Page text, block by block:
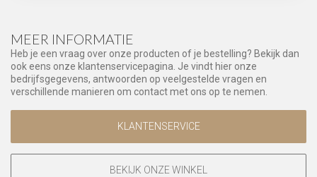
MEER INFORMATIE
Heb je een vraag over onze producten of je bestelling? Bekijk dan
ook eens onze klantenservicepagina. Je vindt hier onze
bedrijfsgegevens, antwoorden op veelgestelde vragen en
verschillende manieren om contact met ons op te nemen.
KLANTENSERVICE
BEKIJK ONZE WINKEL